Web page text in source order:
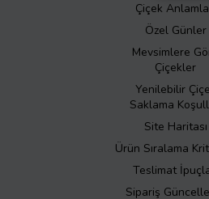
Çiçek
Özel Günler
Mevsimlere
Çiçekler
Yenilebilir
Saklama
Site Haritası
Ürün Sıralama
Teslimat
Sipariş